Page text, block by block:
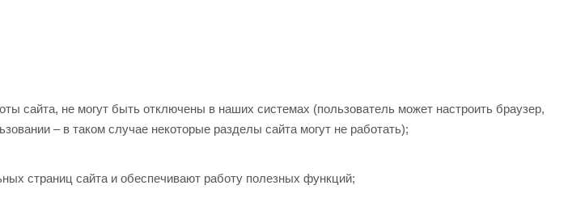
сайта, не могут быть отключены в наших системах (пользователь может настроить браузер,
– в таком случае некоторые разделы сайта могут не работать);
страниц сайта и обеспечивают работу полезных функций;